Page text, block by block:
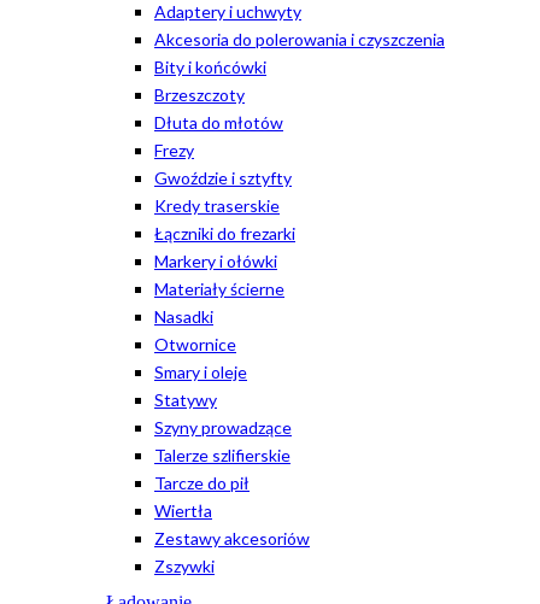
Adaptery i uchwyty
Akcesoria do polerowania i czyszczenia
Bity i końcówki
Brzeszczoty
Dłuta do młotów
Frezy
Gwoździe i sztyfty
Kredy traserskie
Łączniki do frezarki
Markery i ołówki
Materiały ścierne
Nasadki
Otwornice
Smary i oleje
Statywy
Szyny prowadzące
Talerze szlifierskie
Tarcze do pił
Wiertła
Zestawy akcesoriów
Zszywki